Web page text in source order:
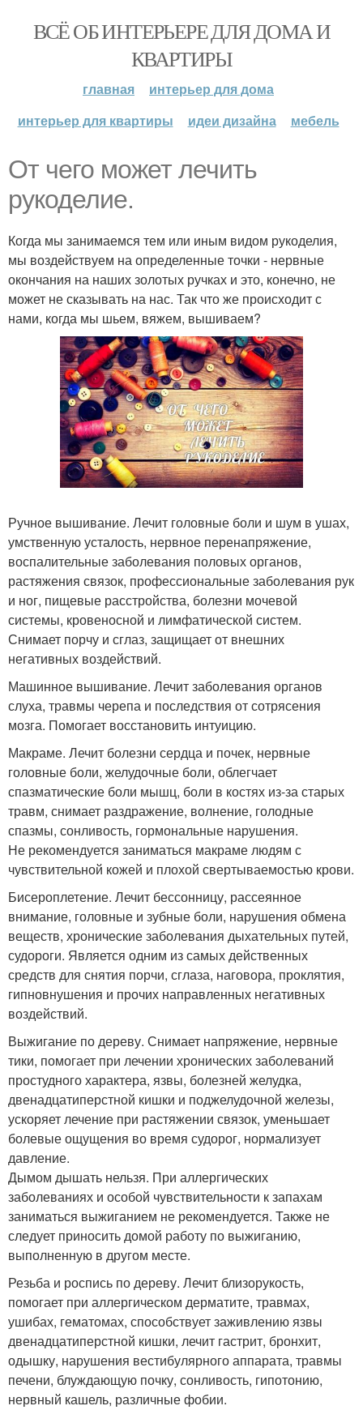
ВСЁ ОБ ИНТЕРЬЕРЕ ДЛЯ ДОМА И
КВАРТИРЫ
главная
интерьер для дома
интерьер для квартиры
идеи дизайна мебель
От чего может лечить
рукоделие.
Когда мы занимаемся тем или иным видом рукоделия,
мы воздействуем на определенные точки - нервные
окончания на наших золотых ручках и это, конечно, не
может не сказывать на нас. Так что же происходит с
нами, когда мы шьем, вяжем, вышиваем?
Ручное вышивание. Лечит головные боли и шум в ушах,
умственную усталость, нервное перенапряжение,
воспалительные заболевания половых органов,
растяжения связок, профессиональные заболевания рук
и ног, пищевые расстройства, болезни мочевой
системы, кровеносной и лимфатической систем.
Снимает порчу и сглаз, защищает от внешних
негативных воздействий.
Машинное вышивание. Лечит заболевания органов
слуха, травмы черепа и последствия от сотрясения
мозга. Помогает восстановить интуицию.
Макраме. Лечит болезни сердца и почек, нервные
головные боли, желудочные боли, облегчает
спазматические боли мышц, боли в костях из-за старых
травм, снимает раздражение, волнение, голодные
спазмы, сонливость, гормональные нарушения.
Не рекомендуется заниматься макраме людям с
чувствительной кожей и плохой свертываемостью крови.
Бисероплетение. Лечит бессонницу, рассеянное
внимание, головные и зубные боли, нарушения обмена
веществ, хронические заболевания дыхательных путей,
судороги. Является одним из самых действенных
средств для снятия порчи, сглаза, наговора, проклятия,
гипновнушения и прочих направленных негативных
воздействий.
Выжигание по дереву. Снимает напряжение, нервные
тики, помогает при лечении хронических заболеваний
простудного характера, язвы, болезней желудка,
двенадцатиперстной кишки и поджелудочной железы,
ускоряет лечение при растяжении связок, уменьшает
болевые ощущения во время судорог, нормализует
давление.
Дымом дышать нельзя. При аллергических
заболеваниях и особой чувствительности к запахам
заниматься выжиганием не рекомендуется. Также не
следует приносить домой работу по выжиганию,
выполненную в другом месте.
Резьба и роспись по дереву. Лечит близорукость,
помогает при аллергическом дерматите, травмах,
ушибах, гематомах, способствует заживлению язвы
двенадцатиперстной кишки, лечит гастрит, бронхит,
одышку, нарушения вестибулярного аппарата, травмы
печени, блуждающую почку, сонливость, гипотонию,
нервный кашель, различные фобии.